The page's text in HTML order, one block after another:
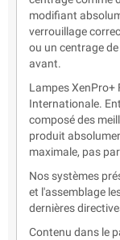
modifiant
verrouillage
ou un centrage de
avant.
Lampes XenPro+
Internationale.
composé des
produit
maximale, pas
Nos systèmes
et l'assemblage
dernières
Contenu dans le